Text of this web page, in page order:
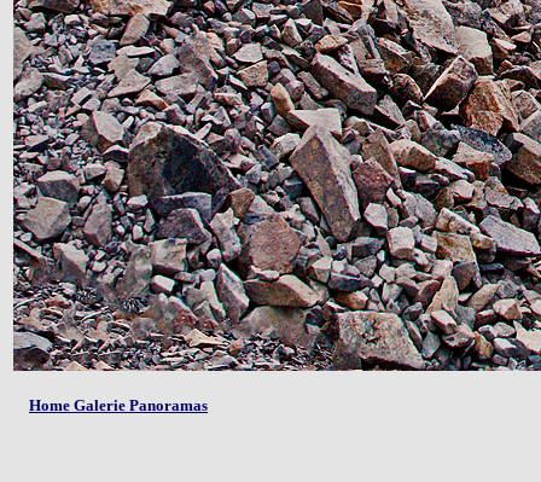
Home Galerie Panoramas